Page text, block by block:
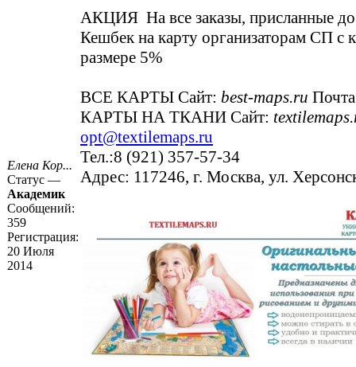
Елена Кор...
Статус —
Академик
Сообщений:
359
Регистрация:
20 Июля
2014
АКЦИЯ На все заказы, присланные
Кешбек на карту организаторам СП с
размере 5%
ВСЕ КАРТЫ Сайт: best-maps.ru
КАРТЫ НА ТКАНИ Сайт:
opt@textilemaps.ru
Тел.:8 (921) 357-57-34
Адрес: 117246, г. Москва, ул.